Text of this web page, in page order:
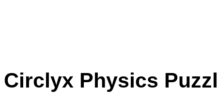
Circlyx Physics